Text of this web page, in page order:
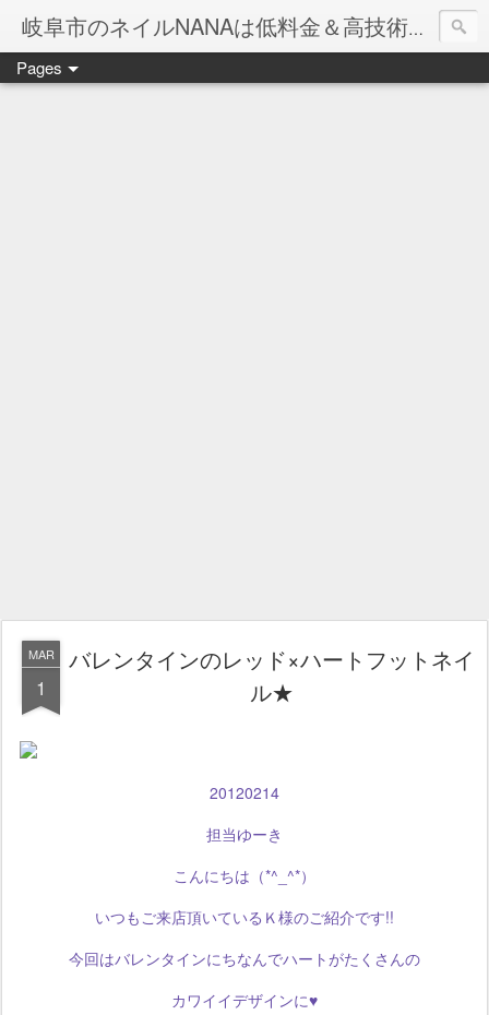
岐阜市のネイルNANAは低料金＆高技術のお店
ネイル岐阜市NANAです♪♪
Pages
MAR
1
バレンタインのレッド×ハートフットネイ
ル★
20120214
担当ゆーき
こんにちは（*^_^*）
いつもご来店頂いているＫ様のご紹介です!!
今回はバレンタインにちなんでハートがたくさんの
カワイイデザインに♥